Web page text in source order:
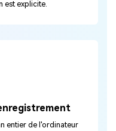
est explicite.
entier de l'ordinateur